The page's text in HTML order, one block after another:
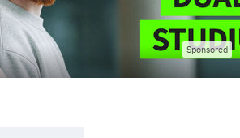
Sponsored